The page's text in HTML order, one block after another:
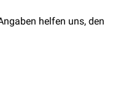
helfen uns, den